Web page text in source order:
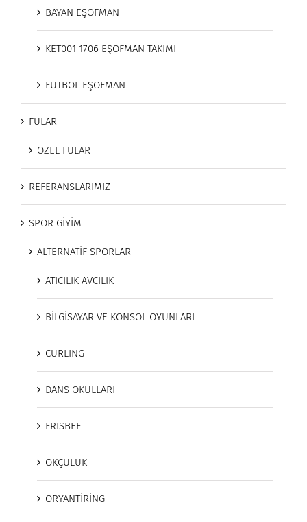
BAYAN EŞOFMAN
KET001 1706 EŞOFMAN TAKIMI
FUTBOL EŞOFMAN
FULAR
ÖZEL FULAR
REFERANSLARIMIZ
SPOR GİYİM
ALTERNATİF SPORLAR
ATICILIK AVCILIK
BİLGİSAYAR VE KONSOL OYUNLARI
CURLING
DANS OKULLARI
FRISBEE
OKÇULUK
ORYANTİRİNG